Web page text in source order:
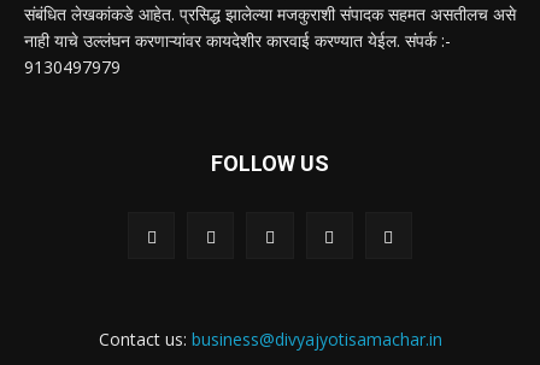
संबंधित लेखकांकडे आहेत. प्रसिद्ध झालेल्या मजकुराशी संपादक सहमत असतीलच असे
नाही याचे उल्लंघन करणाऱ्यांवर कायदेशीर कारवाई करण्यात येईल. संपर्क :-
9130497979
FOLLOW US
Contact us: business@divyajyotisamachar.in